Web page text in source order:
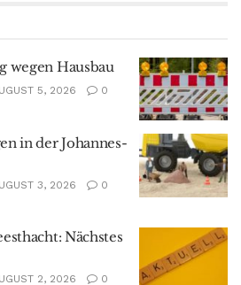
wegen Hausbau
5, 2026
0
in der Johannes-
3, 2026
0
Nächstes
2, 2026
0